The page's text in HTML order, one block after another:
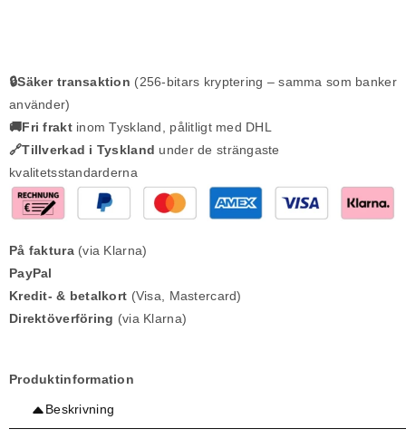
🔒Säker transaktion (256-bitars kryptering – samma som banker
använder)
🚚Fri frakt inom Tyskland, pålitligt med DHL
🔗Tillverkad i Tyskland under de strängaste
kvalitetsstandarderna
På faktura (via Klarna)
PayPal
Kredit- & betalkort (Visa, Mastercard)
Direktöverföring (via Klarna)
Produktinformation
Beskrivning